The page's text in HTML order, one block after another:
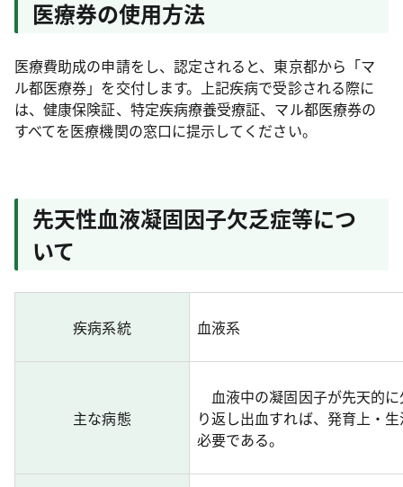
医療券の使用方法
医療費助成の申請をし、認定されると、東京都から「マ
ル都医療券」を交付します。上記疾病で受診される際に
は、健康保険証、特定疾病療養受療証、マル都医療券の
すべてを医療機関の窓口に提示してください。
先天性血液凝固因子欠乏症等につ
いて
疾病系統 血液系
主な病態
血液中の凝固因子が先天的
り返し出血すれば、発育上・
必要である。